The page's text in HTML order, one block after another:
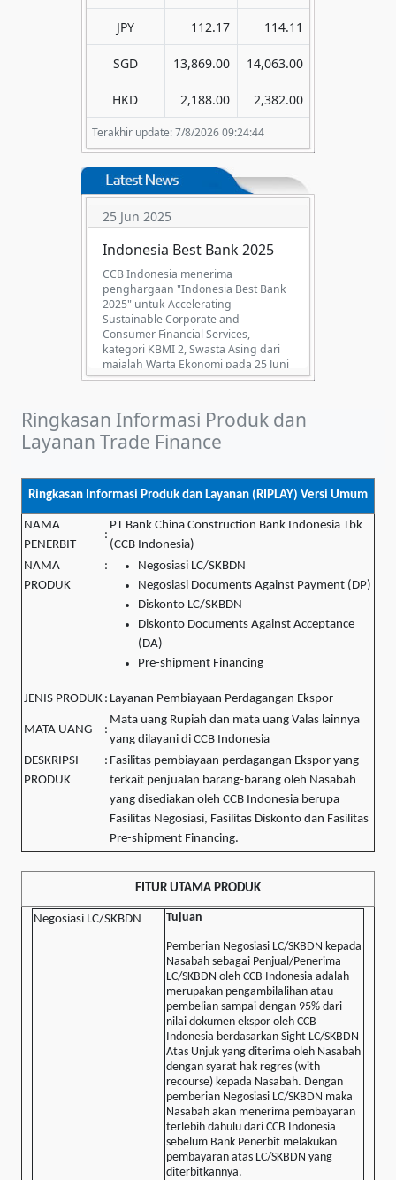
Terakhir update: 7/8/2026 09:24:44
JPY 112.17 114.11
SGD 13,869.00 14,063.00
HKD 2,188.00 2,382.00
25 Jun 2025
Indonesia Best Bank 2025
CCB Indonesia menerima
penghargaan "Indonesia Best Bank
2025" untuk Accelerating
Sustainable Corporate and
Consumer Financial Services,
kategori KBMI 2, Swasta Asing dari
majalah Warta Ekonomi pada 25 Juni
2025.
Ringkasan Informasi Produk dan
Layanan Trade Finance
Ringkasan Informasi Produk dan Layanan (RIPLAY) Versi Umum
NAMA
PENERBIT
:
PT Bank China Construction Bank Indonesia Tbk
(CCB Indonesia)
NAMA
PRODUK
:
Negosiasi LC/SKBDN
Negosiasi Documents Against Payment (DP)
Diskonto LC/SKBDN
Diskonto Documents Against Acceptance
(DA)
Pre-shipment Financing
JENIS PRODUK : Layanan Pembiayaan Perdagangan Ekspor
MATA UANG :
Mata uang Rupiah dan mata uang Valas lainnya
yang dilayani di CCB Indonesia
DESKRIPSI
PRODUK
: Fasilitas pembiayaan perdagangan Ekspor yang
terkait penjualan barang-barang oleh Nasabah
yang disediakan oleh CCB Indonesia berupa
Fasilitas Negosiasi, Fasilitas Diskonto dan Fasilitas
Pre-shipment Financing.
FITUR UTAMA PRODUK
Negosiasi LC/SKBDN Tujuan
Pemberian Negosiasi LC/SKBDN kepada
Nasabah sebagai Penjual/Penerima
LC/SKBDN oleh CCB Indonesia adalah
merupakan pengambilalihan atau
pembelian sampai dengan 95% dari
nilai dokumen ekspor oleh CCB
Indonesia berdasarkan Sight LC/SKBDN
Atas Unjuk yang diterima oleh Nasabah
dengan syarat hak regres (with
recourse) kepada Nasabah. Dengan
pemberian Negosiasi LC/SKBDN maka
Nasabah akan menerima pembayaran
terlebih dahulu dari CCB Indonesia
sebelum Bank Penerbit melakukan
pembayaran atas LC/SKBDN yang
diterbitkannya.